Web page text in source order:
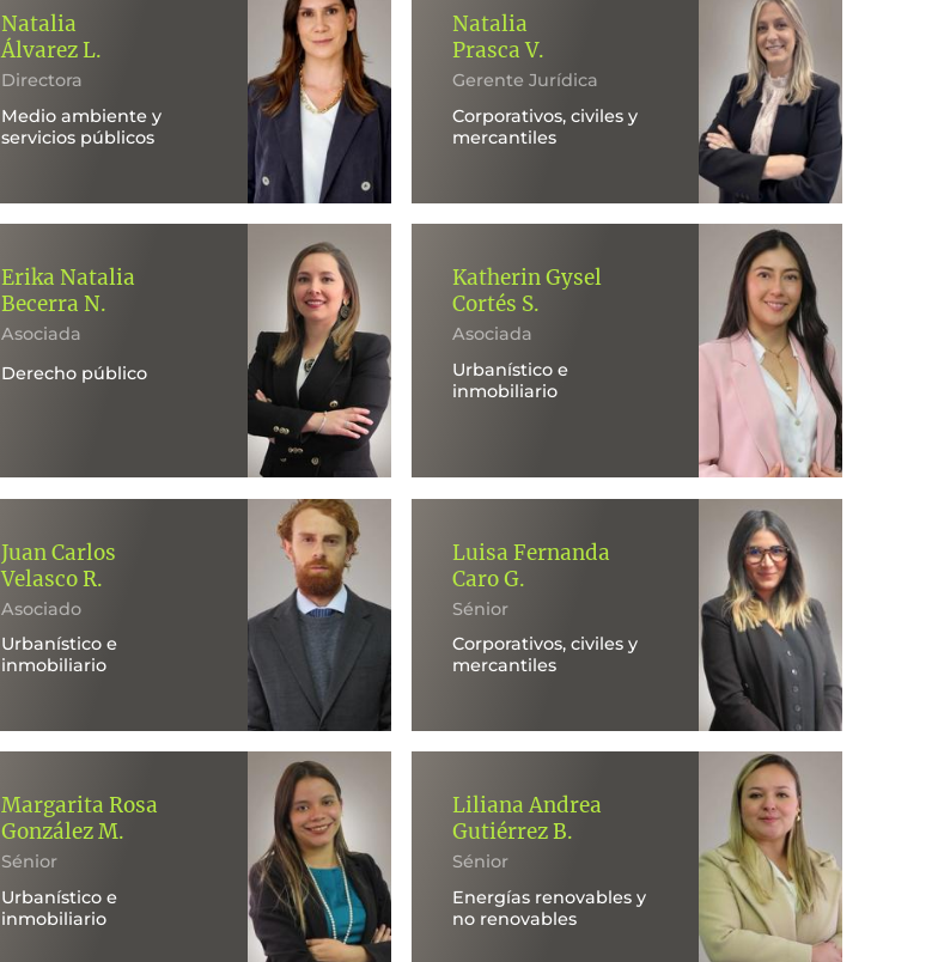
Natalia
Álvarez L.
Directora
Medio ambiente y
servicios públicos
Natalia
Prasca V.
Gerente Jurídica
Corporativos, civiles y
mercantiles
Erika Natalia
Becerra N.
Asociada
Derecho público
Katherin Gysel
Cortés S.
Asociada
Urbanístico e
inmobiliario
Juan Carlos
Velasco R.
Asociado
Urbanístico e
inmobiliario
Luisa Fernanda
Caro G.
Sénior
Corporativos, civiles y
mercantiles
Margarita Rosa
González M.
Sénior
Urbanístico e
inmobiliario
Liliana Andrea
Gutiérrez B.
Sénior
Energías renovables y
no renovables